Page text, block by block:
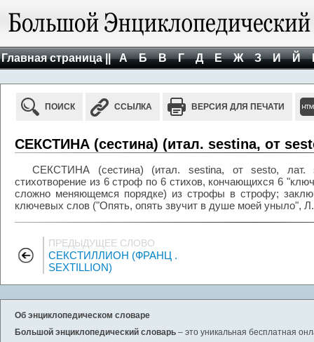
Главная страница || А Б В Г Д Е Ж З И Й
ПОИСК ССЫЛКА ВЕРСИЯ ДЛЯ ПЕЧАТИ
СЕКСТИНА (сестина) (итал. sestina, от
СЕКСТИНА (сестина) (итал. sestina, от sesto,
стихотворение из 6 строф по 6 стихов, кончающихся 6
сложно меняющемся порядке) из строфы в строфу;
ключевых слов ("Опять, опять звучит в душе моей уныло",
ПРЕДЫДУЩЕЕ СЛОВО
СЕКСТИЛЛИОН (ФРАНЦ .
SEXTILLION)
Об энциклопедическом словаре
Большой энциклопедический словарь – это уникальная бесплатная